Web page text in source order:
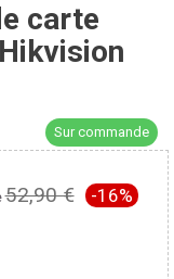
carte
Sur commande
52,90 € -16%